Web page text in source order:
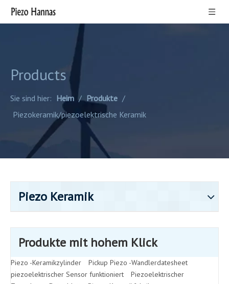
Products
Sie sind hier: Heim / Produkte /
Piezokeramik/piezoelektrische Keramik
Piezo Keramik
Produkte mit hohem Klick
Piezo -Keramikzylinder
Pickup Piezo -Wandlerdatesheet
piezoelektrischer Sensor funktioniert
Piezoelektrischer